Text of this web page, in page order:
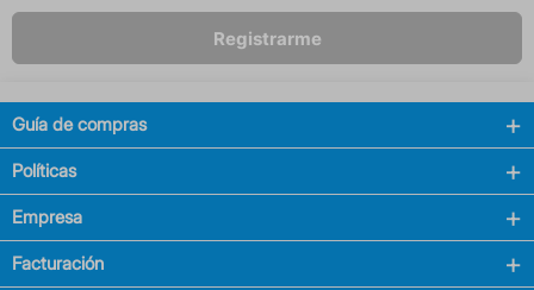
Registrarme
Guía de compras
Políticas
Empresa
Facturación